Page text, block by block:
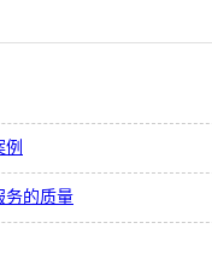
务的质量